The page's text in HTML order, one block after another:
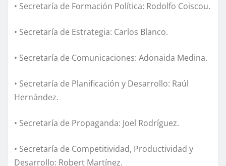
• Secretaría de Formación Política: Rodolfo Coiscou.
• Secretaría de Estrategia: Carlos Blanco.
• Secretaría de Comunicaciones: Adonaida Medina.
• Secretaría de Planificación y Desarrollo: Raúl
Hernández.
• Secretaría de Propaganda: Joel Rodríguez.
• Secretaría de Competitividad, Productividad y
Desarrollo: Robert Martínez.